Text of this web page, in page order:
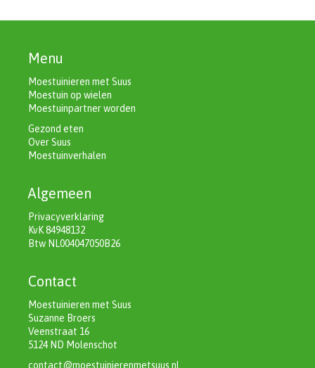
Menu
Moestuinieren met Suus
Moestuin op wielen
Moestuinpartner worden
Gezond eten
Over Suus
Moestuinverhalen
Algemeen
Privacyverklaring
KvK 84948132
Btw NL004047050B26
Contact
Moestuinieren met Suus
Suzanne Broers
Veenstraat 16
5124 ND Molenschot
contact@moestuinierenmetsuus.nl